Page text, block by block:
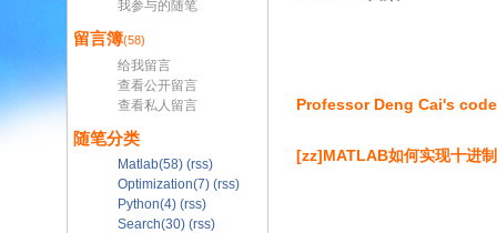
我参与的随笔
留言簿(58)
给我留言
查看公开留言
查看私人留言
随笔分类
Matlab(58) (rss)
Optimization(7) (rss)
Python(4) (rss)
Search(30) (rss)
Professor Deng Cai's
[zz]MATLAB如何实现十进